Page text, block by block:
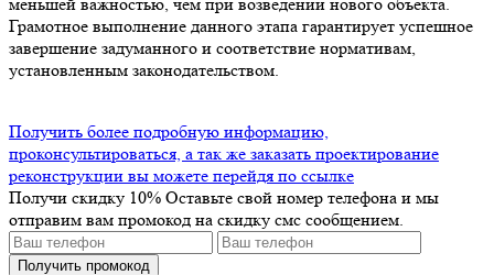
Грамотное выполнение данного этапа гарантирует успешное
завершение задуманного и соответствие нормативам,
установленным законодательством.
Получить более подробную информацию,
проконсультироваться, а так же заказать проектирование
реконструкции вы можете перейдя по ссылке
Получи скидку 10% Оставьте свой номер телефона и мы
отправим вам промокод на скидку смс сообщением.
Получить промокод